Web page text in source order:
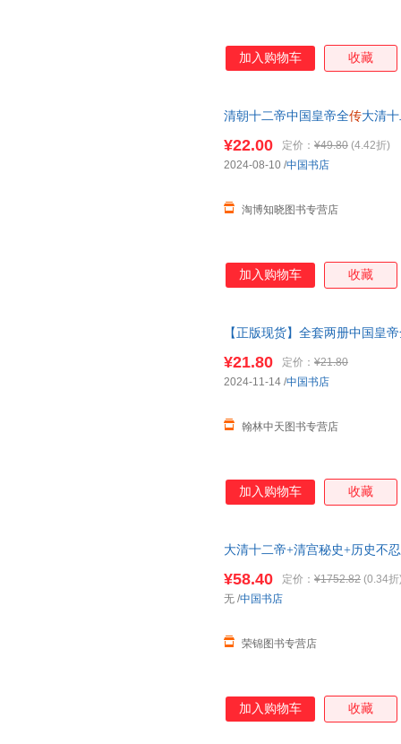
加入购物车 收藏
清朝十二帝中国皇帝全传大清
¥22.00 定价： ¥49.80 (4.42折)
淘博知晓图书专营店
2024-08-10 /中国书店
加入购物车 收藏
【正版现货】全套两册中国皇
¥21.80 定价： ¥21.80
翰林中天图书专营店
2024-11-14 /中国书店
加入购物车 收藏
大清十二帝+清宫秘史+历史不
¥58.40 定价： ¥1752.82 (0.34折
荣锦图书专营店
无 /中国书店
加入购物车 收藏